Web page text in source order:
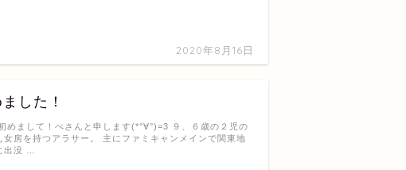
2020年8月16日
した！
めまして！ぺさんと申します(*°∀°)=3 ９、６歳の２児の
女房を持つアラサー。 主にファミキャンメインで関東地
出没 …